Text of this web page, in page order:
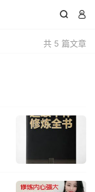
 
共 5 篇文章